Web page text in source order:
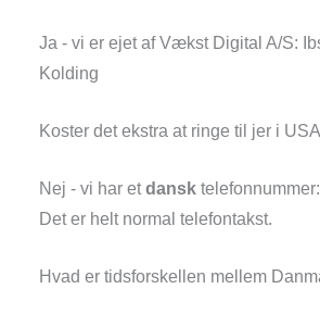
Ja - vi er ejet af Vækst Digital A/S:
Kolding
Koster det ekstra at ringe til jer i
Nej - vi har etdansk
Det er helt normal telefontakst.
Hvad er tidsforskellen mellem